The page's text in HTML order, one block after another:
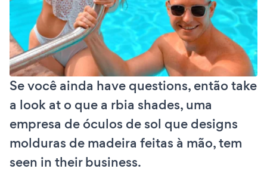
Se você ainda have questions, então take
a look at o que a rbia shades, uma
empresa de óculos de sol que designs
molduras de madeira feitas à mão, tem
seen in their business.